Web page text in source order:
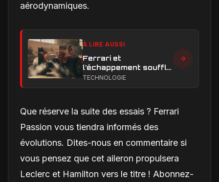
aérodynamiques.
À LIRE AUSSI
Ferrari et
l’échappement soufflé
en Formule 1 : le
TECHNOLOGIE
Que réserve la suite des essais ? Ferrari
Passion vous tiendra informés des
évolutions. Dites-nous en commentaire si
vous pensez que cet aileron propulsera
Leclerc et Hamilton vers le titre ! Abonnez-